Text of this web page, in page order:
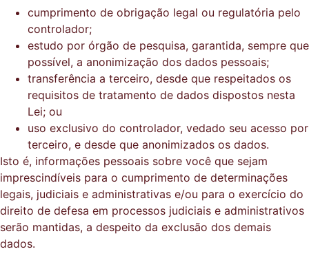
cumprimento de obrigação legal ou regulatória pelo
controlador;
estudo por órgão de pesquisa, garantida, sempre que
possível, a anonimização dos dados pessoais;
transferência a terceiro, desde que respeitados os
requisitos de tratamento de dados dispostos nesta
Lei; ou
uso exclusivo do controlador, vedado seu acesso por
terceiro, e desde que anonimizados os dados.
Isto é, informações pessoais sobre você que sejam
imprescindíveis para o cumprimento de determinações
legais, judiciais e administrativas e/ou para o exercício do
direito de defesa em processos judiciais e administrativos
serão mantidas, a despeito da exclusão dos demais
dados.